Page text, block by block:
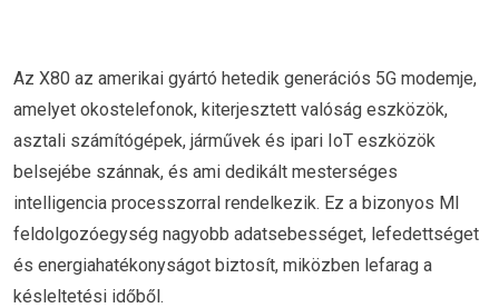
Az X80 az amerikai gyártó hetedik generációs 5G modemje,
amelyet okostelefonok, kiterjesztett valóság eszközök,
asztali számítógépek, járművek és ipari IoT eszközök
belsejébe szánnak, és ami dedikált mesterséges
intelligencia processzorral rendelkezik. Ez a bizonyos MI
feldolgozóegység nagyobb adatsebességet, lefedettséget
és energiahatékonyságot biztosít, miközben lefarag a
késleltetési időből.